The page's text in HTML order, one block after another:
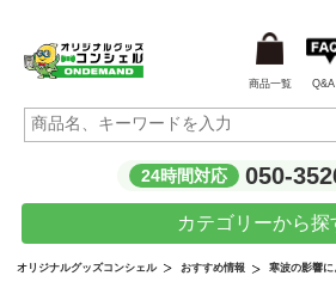
商品一覧 Q&A
24時間対応 050-
カテゴリーから探
オリジナルグッズコンシェル おすすめ情報 寒波の影響